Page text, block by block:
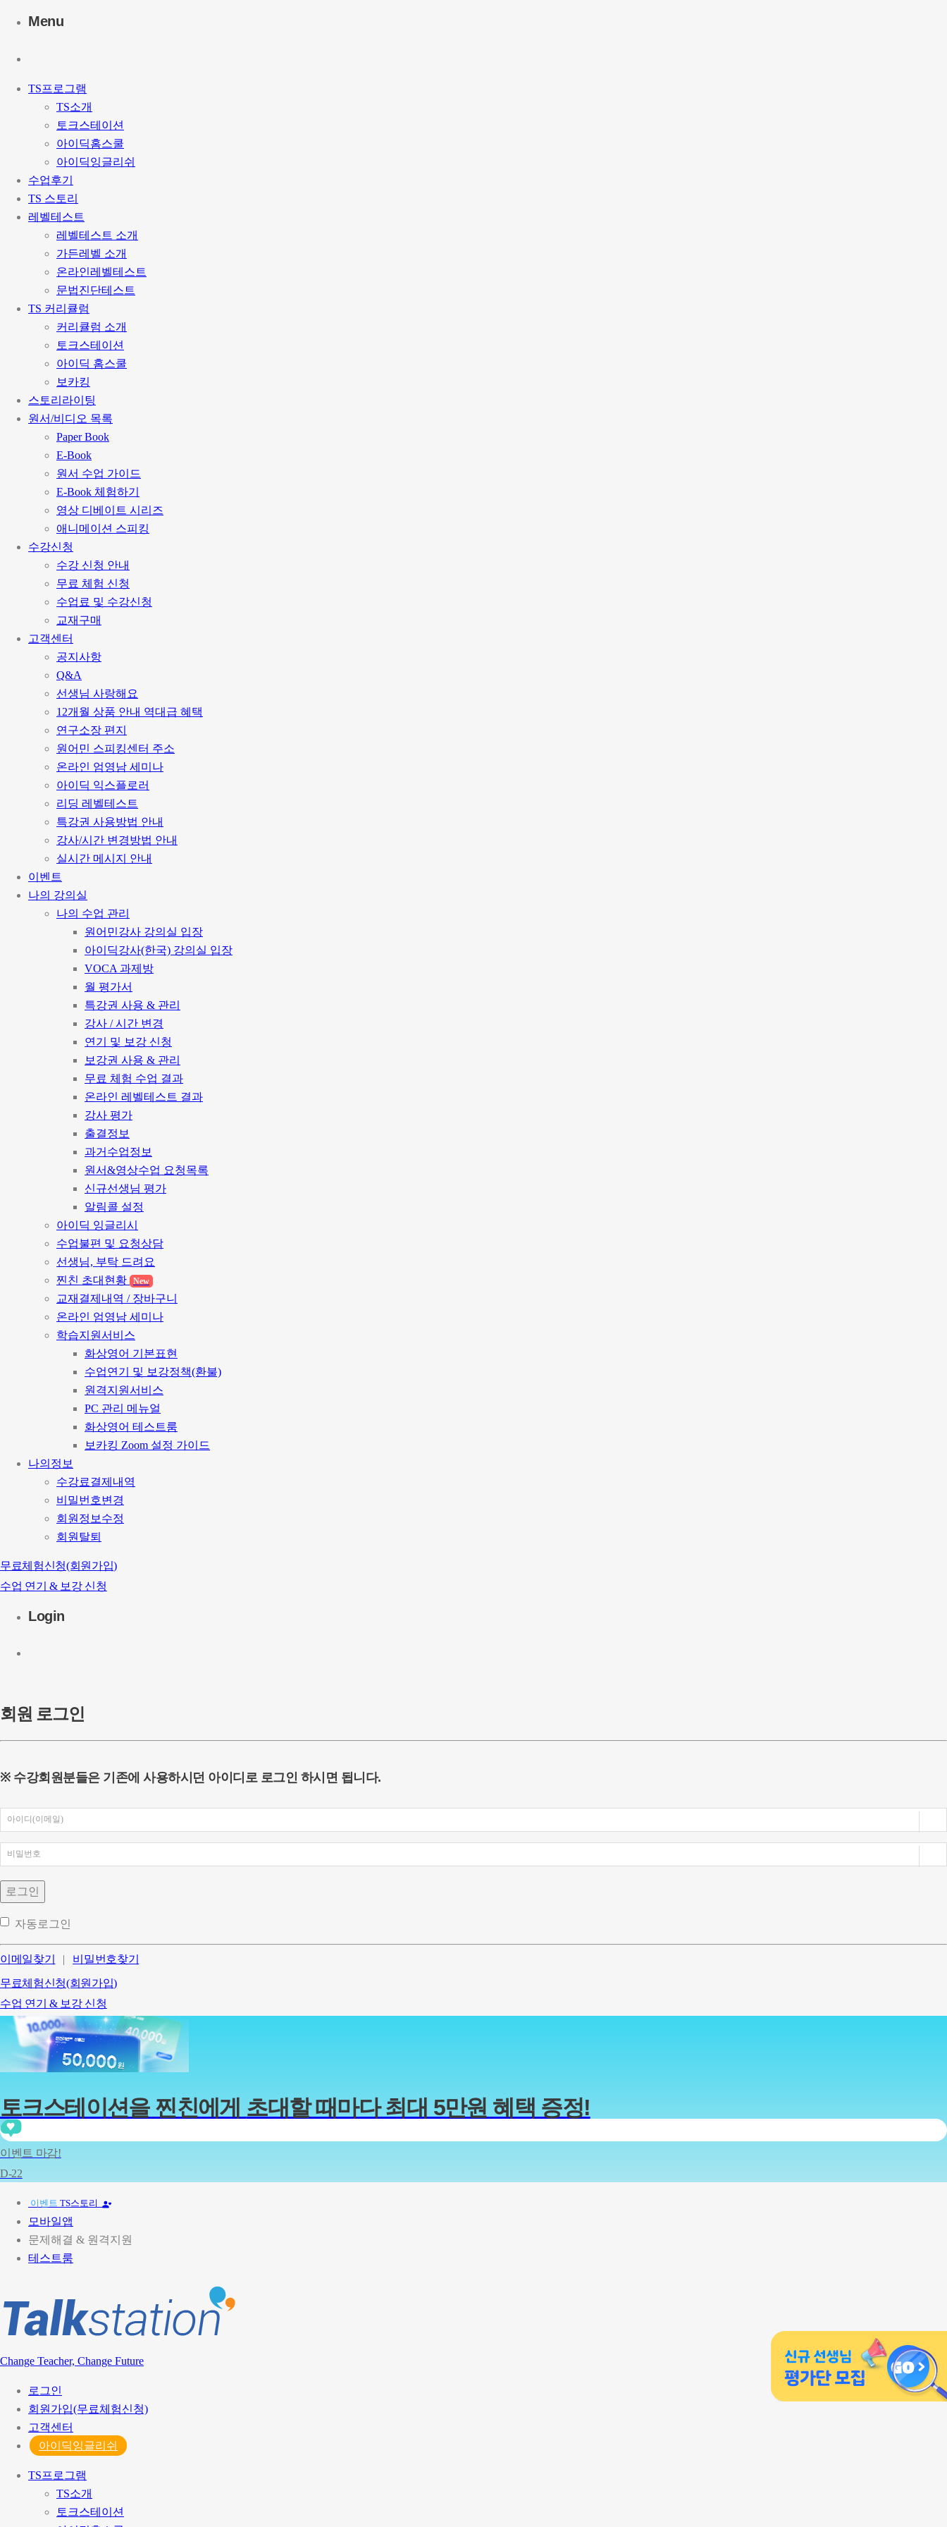
Menu
TS프로그램
TS소개
토크스테이션
아이딕홈스쿨
아이딕잉글리쉬
수업후기
TS 스토리
레벨테스트
레벨테스트 소개
가든레벨 소개
온라인레벨테스트
문법진단테스트
TS 커리큘럼
커리큘럼 소개
토크스테이션
아이딕 홈스쿨
보카킹
스토리라이팅
원서/비디오 목록
Paper Book
E-Book
원서 수업 가이드
E-Book 체험하기
영상 디베이트 시리즈
애니메이션 스피킹
수강신청
수강 신청 안내
무료 체험 신청
수업료 및 수강신청
교재구매
고객센터
공지사항
Q&A
선생님 사랑해요
12개월 상품 안내 역대급 혜택
연구소장 편지
원어민 스피킹센터 주소
온라인 엄영남 세미나
아이딕 익스플로러
리딩 레벨테스트
특강권 사용방법 안내
강사/시간 변경방법 안내
실시간 메시지 안내
이벤트
나의 강의실
나의 수업 관리
원어민강사 강의실 입장
아이딕강사(한국) 강의실 입장
VOCA 과제방
월 평가서
특강권 사용 & 관리
강사 / 시간 변경
연기 및 보강 신청
보강권 사용 & 관리
무료 체험 수업 결과
온라인 레벨테스트 결과
강사 평가
출결정보
과거수업정보
원서&영상수업 요청목록
신규선생님 평가
알림콜 설정
아이딕 잉글리시
수업불편 및 요청상담
선생님, 부탁 드려요
찐친 초대현황
New
교재결제내역 / 장바구니
온라인 엄영남 세미나
학습지원서비스
화상영어 기본표현
수업연기 및 보강정책(환불)
원격지원서비스
PC 관리 메뉴얼
화상영어 테스트룸
보카킹 Zoom 설정 가이드
나의정보
수강료결제내역
비밀번호변경
회원정보수정
회원탈퇴
무료체험신청(회원가입)
수업 연기 & 보강 신청
Login
회원 로그인
※ 수강회원분들은 기존에 사용하시던 아이디로 로그인 하시면 됩니다.
로그인
자동로그인
이메일찾기 | 비밀번호찾기
무료체험신청(회원가입)
수업 연기 & 보강 신청
토크스테이션을 찐친에게 초대할 때마다 최대 5만원 혜택 증정!
지금
지금정*빈님의 찐친
지금
지금
신*연님의 찐친신*준
지금
최*준님의 찐친
이*진님의 찐친김*영
이벤트 마감!
D-22
이벤트 TS스토리
모바일앱
문제해결 & 원격지원
테스트룸
Change Teacher, Change Future
로그인
회원가입(무료체험신청)
고객센터
아이딕잉글리쉬
TS프로그램
TS소개
토크스테이션